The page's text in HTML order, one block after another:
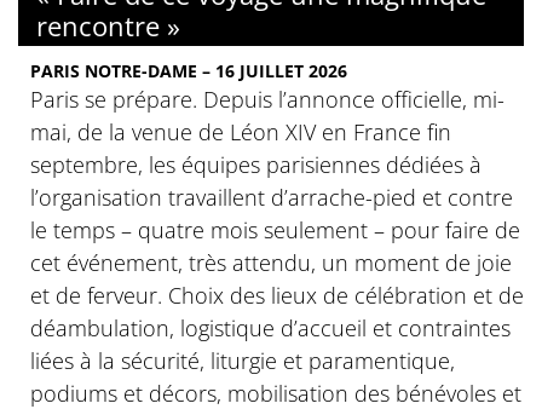
rencontre »
PARIS NOTRE-DAME – 16 JUILLET 2026
Paris se prépare. Depuis l’annonce officielle, mi-
mai, de la venue de Léon XIV en France fin
septembre, les équipes parisiennes dédiées à
l’organisation travaillent d’arrache-pied et contre
le temps – quatre mois seulement – pour faire de
cet événement, très attendu, un moment de joie
et de ferveur. Choix des lieux de célébration et de
déambulation, logistique d’accueil et contraintes
liées à la sécurité, liturgie et paramentique,
podiums et décors, mobilisation des bénévoles et